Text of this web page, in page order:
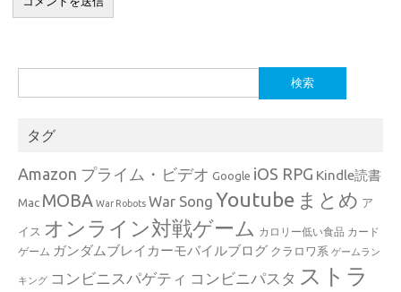
索:
タグ
Amazon プライム・ビデオ Google iOS RPG Kindle読書
Mac MOBA War Robots War Song Youtube まとめ ア
イス オンライン対戦ゲーム カロリー低い食品 カード
ゲーム ガンダムブレイカーモバイルブログ クラロワ系 ゲームラン
キング コンビニスパゲティ コンビニパスタ ストラ